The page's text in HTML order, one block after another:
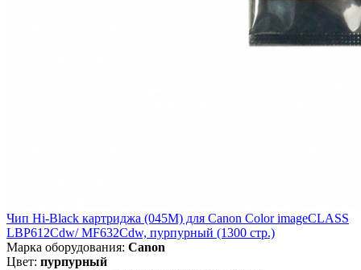
Чип Hi-Black картриджа (045M) для Canon Color imageCLASS
LBP612Cdw/ MF632Cdw, пурпурный (1300 стр.)
Марка оборудования: Canon
Цвет: пурпурный